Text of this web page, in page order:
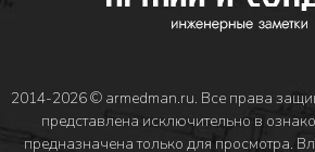
2014-2026 © armedman.ru. Все права
представлена исключительно в
предназначена только для просмотра.